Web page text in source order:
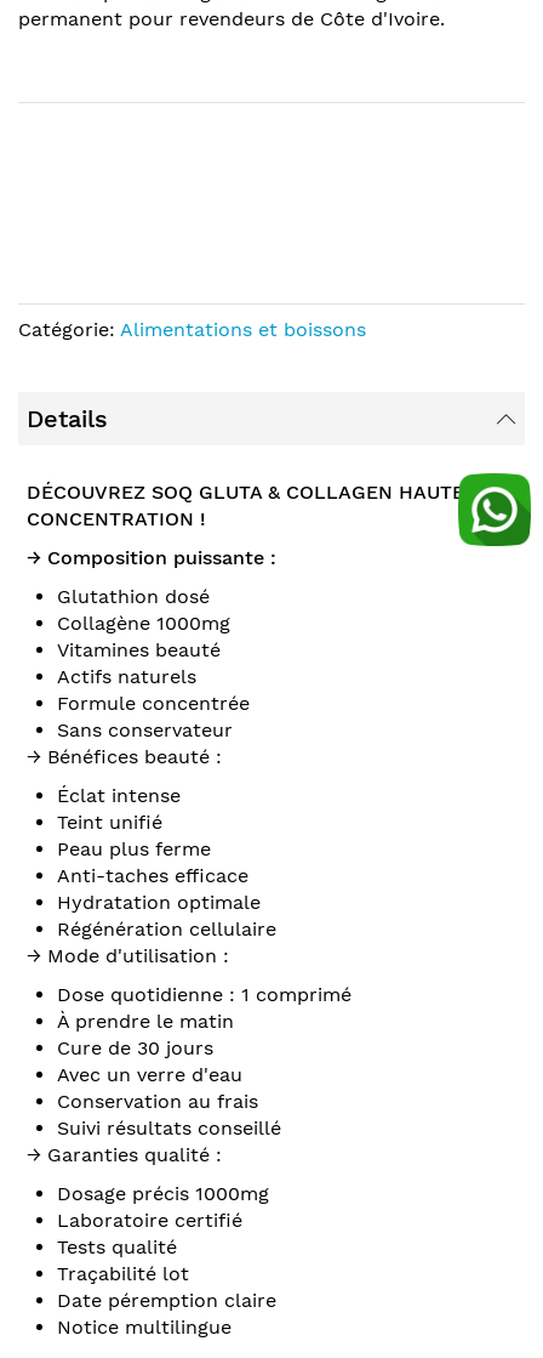
permanent pour revendeurs de Côte d'Ivoire.
Catégorie: Alimentations et boissons
Details
DÉCOUVREZ SOQ GLUTA & COLLAGEN HAUTE
CONCENTRATION !
→ Composition puissante :
Glutathion dosé
Collagène 1000mg
Vitamines beauté
Actifs naturels
Formule concentrée
Sans conservateur
→ Bénéfices beauté :
Éclat intense
Teint unifié
Peau plus ferme
Anti-taches efficace
Hydratation optimale
Régénération cellulaire
→ Mode d'utilisation :
Dose quotidienne : 1 comprimé
À prendre le matin
Cure de 30 jours
Avec un verre d'eau
Conservation au frais
Suivi résultats conseillé
→ Garanties qualité :
Dosage précis 1000mg
Laboratoire certifié
Tests qualité
Traçabilité lot
Date péremption claire
Notice multilingue